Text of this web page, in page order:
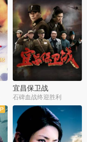
宜昌保卫战
石碑血战终迎胜利
全25集